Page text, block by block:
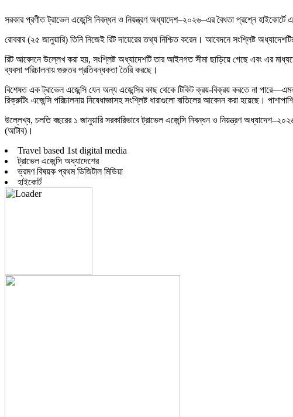
সরকার প্রণীত ট্রাভেল এজেন্সি নিবন্ধন ও নিয়ন্ত্রণ অধ্যাদেশ–২০২৬–এর বৈধতা প্রশ্নে হাইকোর্টে
রোববার (২৫ জানুয়ারি) তিনি নিজেই রিট দায়েরের তথ্য নিশ্চিত করেন। আবেদনে সংশ্লিষ্ট
রিট আবেদনে উল্লেখ করা হয়, সংশ্লিষ্ট অধ্যাদেশটি তার আইনগত সীমা ছাড়িয়ে গেছে এবং এর
ব্যবসা পরিচালনায় গুরুতর প্রতিবন্ধকতা তৈরি করছে।
বিশেষত এক ট্রাভেল এজেন্সি যেন অন্য এজেন্সির কাছ থেকে টিকিট ক্রয়-বিক্রয় করতে না
রিক্রুটিং এজেন্সি পরিচালনায় নিষেধাজ্ঞাসহ সংশ্লিষ্ট ধারাগুলো বাতিলের আবেদন করা হয়েছে।
উল্লেখ্য, চলতি বছরের ১ জানুয়ারি সরকারিভাবে ট্রাভেল এজেন্সি নিবন্ধন ও নিয়ন্ত্রণ
(আটাব) ।
Travel based 1st digital media
ট্রাভেল এজেন্সি অধ্যাদেশের
ভ্রমণ বিষয়ক প্রথম ডিজিটাল মিডিয়া
হাইকোর্ট